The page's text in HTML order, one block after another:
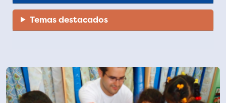
Temas destacados